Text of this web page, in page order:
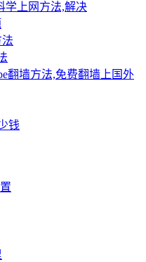
学上网方法,解决
翻墙方法,免费翻墙上国外
钱